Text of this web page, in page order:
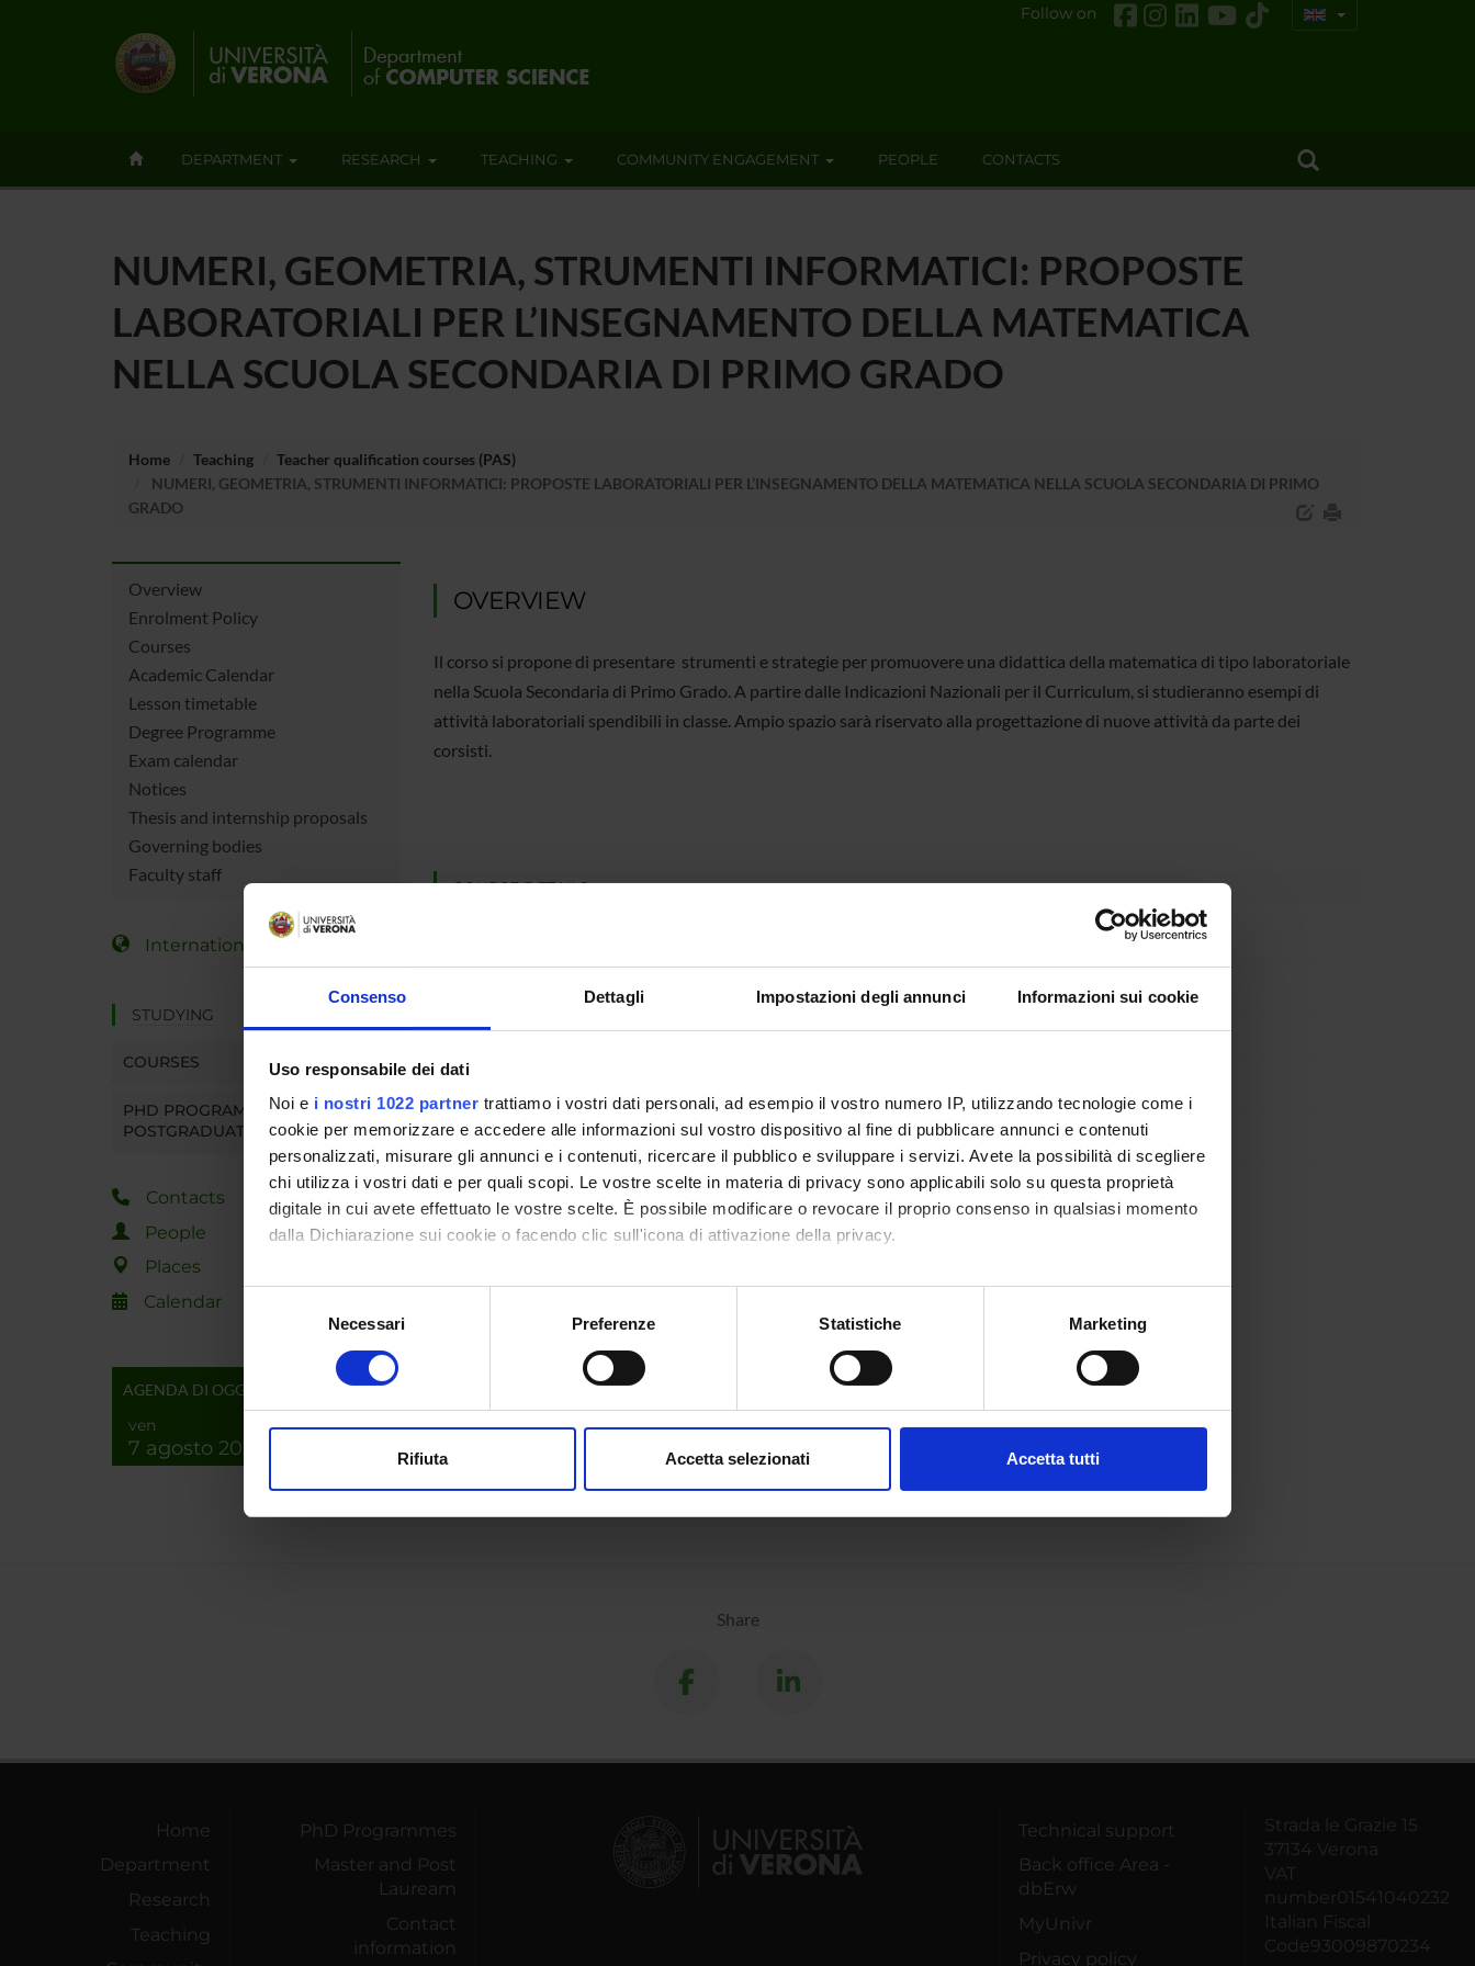
Consenso Dettagli Impostazioni degli annunci Informazioni sui cookie
Uso responsabile dei dati
Noi e i nostri 1022 partner trattiamo i vostri dati personali, ad esempio il vostro numero IP, utilizzando tecnologie come i
cookie per memorizzare e accedere alle informazioni sul vostro dispositivo al fine di pubblicare annunci e contenuti
personalizzati, misurare gli annunci e i contenuti, ricercare il pubblico e sviluppare i servizi. Avete la possibilità di scegliere
chi utilizza i vostri dati e per quali scopi. Le vostre scelte in materia di privacy sono applicabili solo su questa proprietà
digitale in cui avete effettuato le vostre scelte. È possibile modificare o revocare il proprio consenso in qualsiasi momento
dalla Dichiarazione sui cookie o facendo clic sull'icona di attivazione della privacy.
Con il tuo consenso, vorremmo anche:
raccogliere informazioni sulla tua posizione geografica, con un'approssimazione di qualche metro,
digitali).
modificare o ritirare il tuo consenso in qualsiasi momento dalla Dichiarazione sui cookie.
Necessari Preferenze Statistiche Marketing
Rifiuta Accetta selezionati Accetta tutti
Follow on
DEPARTMENT RESEARCH TEACHING COMMUNITY ENGAGEMENT PEOPLE CONTACTS
NUMERI, GEOMETRIA, STRUMENTI INFORMATICI: PROPOSTE
LABORATORIALI PER L’INSEGNAMENTO DELLA MATEMATICA
NELLA SCUOLA SECONDARIA DI PRIMO GRADO
Home Teaching
Teacher qualification courses (PAS)
NUMERI, GEOMETRIA, STRUMENTI INFORMATICI: PROPOSTE LABORATORIALI PER L’INSEGNAMENTO DELLA MATEMATICA NELLA SCUOLA SECONDARIA DI PRIMO
GRADO
Overview
Enrolment Policy
Courses
Academic Calendar
Lesson timetable
Degree Programme
Exam calendar
Notices
Thesis and internship proposals
Governing bodies
Faculty staff
International Students
STUDYING
COURSES
PHD PROGRAMMES AND
POSTGRADUATE TRAINING
Contacts
People
Places
Calendar
AGENDA DI OGGI
ven
7 agosto 2026
OVERVIEW
Il corso si propone di presentare strumenti e strategie per promuovere una didattica della matematica di tipo laboratoriale
nella Scuola Secondaria di Primo Grado. A partire dalle Indicazioni Nazionali per il Curriculum, si studieranno esempi di
attività laboratoriali spendibili in classe. Ampio spazio sarà riservato alla progettazione di nuove attività da parte dei
corsisti.
COURSE DETAILS
Supervisory body Computer Science Department Council
Location
Main Department Computer Science
Macro area Natural Sciences and Engineering
Share
Home
Department
Research
Teaching
PhD Programmes
Master and Post
Lauream
Contact
information
Technical support
Back office Area -
dbErw
MyUnivr
Privacy policy
Strada le Grazie 15
37134 Verona
VAT
number01541040232
Italian Fiscal
Code93009870234